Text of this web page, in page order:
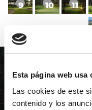
Esta página web usa
Las cookies de este
contenido y los
9 10 11
Hoyo 4
PAR 4 / 373